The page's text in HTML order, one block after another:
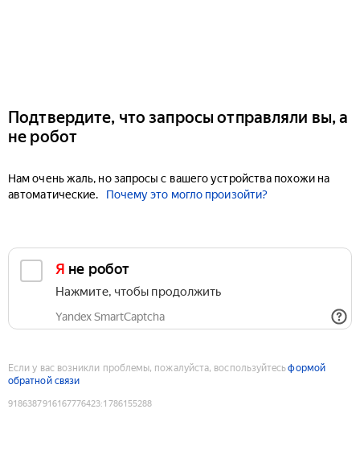
Подтвердите, что запросы отправляли вы, а
не робот
Нам очень жаль, но запросы с вашего устройства похожи на
автоматические.
Почему это могло произойти?
Я не робот
Нажмите, чтобы продолжить
Yandex SmartCaptcha
Если у вас возникли проблемы, пожалуйста, воспользуйтесьформой
обратной связи
9186387916167776423:1786155288